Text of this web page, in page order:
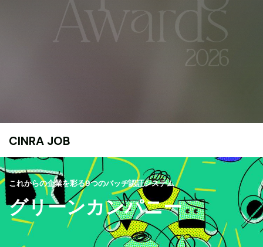
CINRA JOB
これからの企業を彩る9つのバッヂ認証システム
グリーンカンパニー